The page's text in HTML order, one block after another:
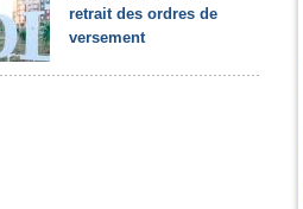
retrait des ordres de
versement